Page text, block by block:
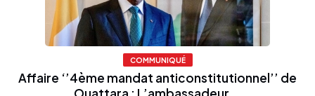
COMMUNIQUÉ
Affaire ‘’4ème mandat anticonstitutionnel’’ de